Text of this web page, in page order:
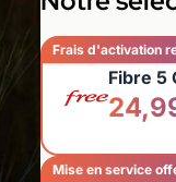
Frais d'activation
Fibre 5
Mise en service